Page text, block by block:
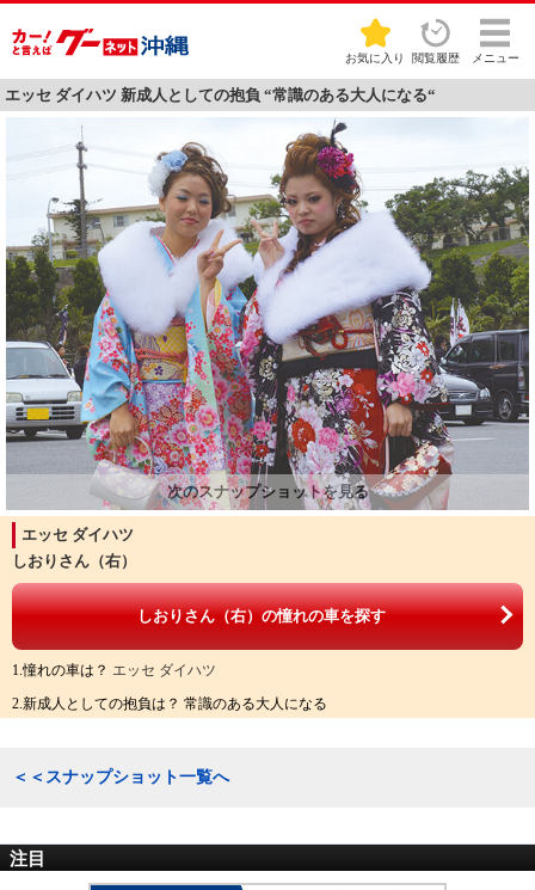
お気に入り 閲覧履歴 メニュー
エッセ ダイハツ 新成人としての抱負 “常識のある大人になる“
エッセ ダイハツ
しおりさん（右）
しおりさん（右）の憧れの車を探す
1.憧れの車は？ エッセ ダイハツ
2.新成人としての抱負は？ 常識のある大人になる
＜＜スナップショット一覧へ
注目